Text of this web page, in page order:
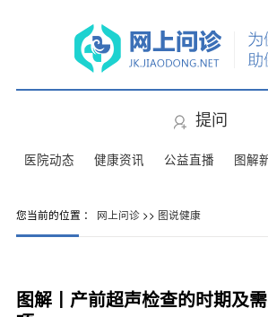
提问
医院动态 健康资讯 公益直播 图解
您当前的位置 ： 网上问诊>> 图说健康
图解丨产前超声检查的时期及